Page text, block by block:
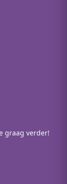
graag verder!